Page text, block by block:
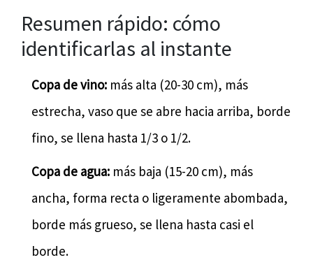
Resumen rápido: cómo
identificarlas al instante
Copa de vino: más alta (20-30 cm), más
estrecha, vaso que se abre hacia arriba, borde
fino, se llena hasta 1/3 o 1/2.
Copa de agua: más baja (15-20 cm), más
ancha, forma recta o ligeramente abombada,
borde más grueso, se llena hasta casi el
borde.